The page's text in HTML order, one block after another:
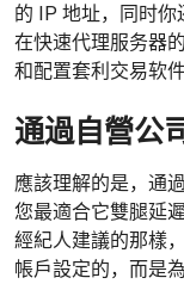
的 IP 地址，同时
在快速代理服务器
和配置套利交易软
通過自營公
應該理解的是，通
您最適合它雙腿延
經紀人建議的那樣
帳戶設定的，而是